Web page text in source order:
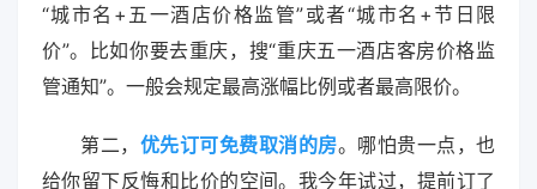
“城市名+五一酒店价格监管”或者“城市名+节日限
价”。比如你要去重庆，搜“重庆五一酒店客房价格监
管通知”。一般会规定最高涨幅比例或者最高限价。
第二， 优先订可免费取消的房。哪怕贵一点，也
给你留下反悔和比价的空间。我今年试过，提前订了